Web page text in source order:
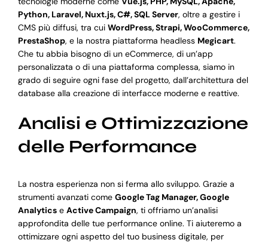
Python, Laravel, Nuxt.js, C#, SQL Server, oltre a gestire i
CMS più diffusi, tra cui WordPress, Strapi, WooCommerce,
PrestaShop, e la nostra piattaforma headless Megicart.
Che tu abbia bisogno di un eCommerce, di un’app
personalizzata o di una piattaforma complessa, siamo in
grado di seguire ogni fase del progetto, dall’architettura del
database alla creazione di interfacce moderne e reattive.
Analisi e Ottimizzazione
delle Performance
La nostra esperienza non si ferma allo sviluppo. Grazie a
strumenti avanzati come Google Tag Manager, Google
Analyticse Active Campaign, ti offriamo un’analisi
approfondita delle tue performance online. Ti aiuteremo a
ottimizzare ogni aspetto del tuo business digitale, per